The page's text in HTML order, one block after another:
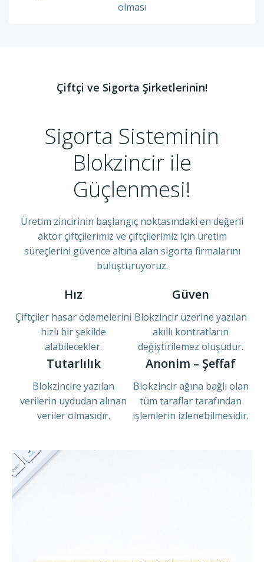
olması
Çiftçi ve Sigorta Şirketlerinin!
Sigorta Sisteminin
Blokzincir ile
Güçlenmesi!
Üretim zincirinin başlangıç noktasındaki en değerli
aktör çiftçilerimiz ve çiftçilerimiz için üretim
süreçlerini güvence altına alan sigorta firmalarını
buluşturuyoruz.
Hız
Çiftçiler hasar ödemelerini
hızlı bir şekilde
alabilecekler.
Güven
Blokzincir üzerine yazılan
akıllı kontratların
değiştirilemez oluşudur.
Tutarlılık
Blokzincire yazılan
verilerin uydudan alınan
veriler olmasıdır.
Anonim – Şeffaf
Blokzincir ağına bağlı olan
tüm taraflar tarafından
işlemlerin izlenebilmesidir.